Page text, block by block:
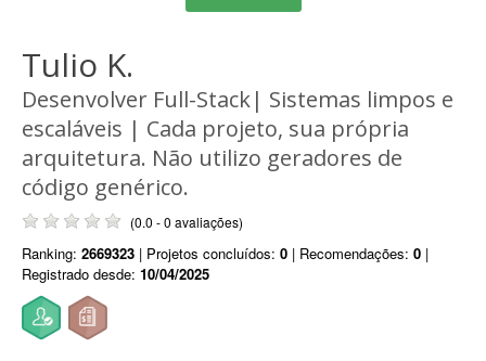
Tulio K.
Desenvolver Full-Stack| Sistemas limpos e
escaláveis | Cada projeto, sua própria
arquitetura. Não utilizo geradores de
código genérico.
(0.0 - 0 avaliações)
Ranking: 2669323 | Projetos concluídos: 0 | Recomendações: 0 |
Registrado desde: 10/04/2025